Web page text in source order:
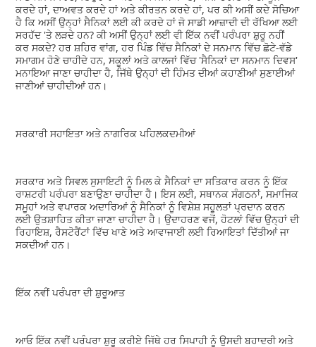
ਕਰਦੇ ਹਾਂ, ਦਾਅਵਤ ਕਰਦੇ ਹਾਂ ਅਤੇ ਕੀਰਤਨ ਕਰਦੇ ਹਾਂ, ਪਰ ਕੀ ਅਸੀਂ ਕਦੇ ਸੋਚਿਆ
ਹੈ ਕਿ ਅਸੀਂ ਉਨ੍ਹਾਂ ਸੈਨਿਕਾਂ ਲਈ ਕੀ ਕਰਦੇ ਹਾਂ ਜੋ ਸਾਡੀ ਆਜ਼ਾਦੀ ਦੀ ਰੱਖਿਆ ਲਈ
ਸਰਹੱਦ 'ਤੇ ਲੜਦੇ ਹਨ? ਕੀ ਅਸੀਂ ਉਨ੍ਹਾਂ ਲਈ ਵੀ ਇੱਕ ਨਵੀਂ ਪਰੰਪਰਾ ਸ਼ੁਰੂ ਨਹੀਂ
ਕਰ ਸਕਦੇ? ਹਰ ਸ਼ਹਿਰ ਵਾਂਗ, ਹਰ ਪਿੰਡ ਵਿੱਚ ਸੈਨਿਕਾਂ ਦੇ ਸਨਮਾਨ ਵਿੱਚ ਛੋਟੇ-ਵੱਡੇ
ਸਮਾਗਮ ਹੋਣੇ ਚਾਹੀਦੇ ਹਨ, ਸਕੂਲਾਂ ਅਤੇ ਕਾਲਜਾਂ ਵਿੱਚ 'ਸੈਨਿਕਾਂ ਦਾ ਸਨਮਾਨ ਦਿਵਸ'
ਮਨਾਇਆ ਜਾਣਾ ਚਾਹੀਦਾ ਹੈ, ਜਿੱਥੇ ਉਨ੍ਹਾਂ ਦੀ ਹਿੰਮਤ ਦੀਆਂ ਕਹਾਣੀਆਂ ਸੁਣਾਈਆਂ
ਜਾਣੀਆਂ ਚਾਹੀਦੀਆਂ ਹਨ।
ਸਰਕਾਰੀ ਸਹਾਇਤਾ ਅਤੇ ਨਾਗਰਿਕ ਪਹਿਲਕਦਮੀਆਂ
ਸਰਕਾਰ ਅਤੇ ਸਿਵਲ ਸੁਸਾਇਟੀ ਨੂੰ ਮਿਲ ਕੇ ਸੈਨਿਕਾਂ ਦਾ ਸਤਿਕਾਰ ਕਰਨ ਨੂੰ ਇੱਕ
ਰਾਸ਼ਟਰੀ ਪਰੰਪਰਾ ਬਣਾਉਣਾ ਚਾਹੀਦਾ ਹੈ। ਇਸ ਲਈ, ਸਥਾਨਕ ਸੰਗਠਨਾਂ, ਸਮਾਜਿਕ
ਸਮੂਹਾਂ ਅਤੇ ਵਪਾਰਕ ਅਦਾਰਿਆਂ ਨੂੰ ਸੈਨਿਕਾਂ ਨੂੰ ਵਿਸ਼ੇਸ਼ ਸਹੂਲਤਾਂ ਪ੍ਰਦਾਨ ਕਰਨ
ਲਈ ਉਤਸ਼ਾਹਿਤ ਕੀਤਾ ਜਾਣਾ ਚਾਹੀਦਾ ਹੈ। ਉਦਾਹਰਣ ਵਜੋਂ, ਹੋਟਲਾਂ ਵਿੱਚ ਉਨ੍ਹਾਂ ਦੀ
ਰਿਹਾਇਸ਼, ਰੈਸਟੋਰੈਂਟਾਂ ਵਿੱਚ ਖਾਣੇ ਅਤੇ ਆਵਾਜਾਈ ਲਈ ਰਿਆਇਤਾਂ ਦਿੱਤੀਆਂ ਜਾ
ਸਕਦੀਆਂ ਹਨ।
ਇੱਕ ਨਵੀਂ ਪਰੰਪਰਾ ਦੀ ਸ਼ੁਰੂਆਤ
ਆਓ ਇੱਕ ਨਵੀਂ ਪਰੰਪਰਾ ਸ਼ੁਰੂ ਕਰੀਏ ਜਿੱਥੇ ਹਰ ਸਿਪਾਹੀ ਨੂੰ ਉਸਦੀ ਬਹਾਦਰੀ ਅਤੇ